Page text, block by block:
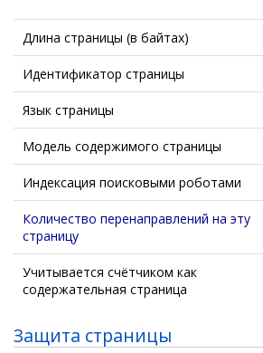
Длина страницы (в байтах)
Идентификатор страницы
Язык страницы
Модель содержимого страницы
Индексация поисковыми роботами
Количество перенаправлений на эту
страницу
Учитывается счётчиком как
содержательная страница
Защита страницы